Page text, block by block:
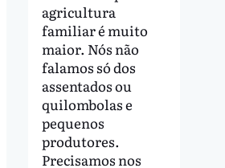
agricultura
familiar é muito
maior. Nós não
falamos só dos
assentados ou
quilombolas e
pequenos
produtores.
Precisamos nos